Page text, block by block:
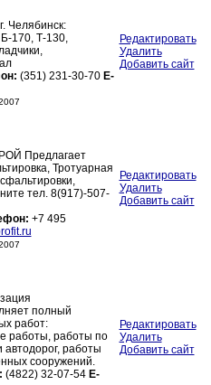
Челябинск:
170, Т-130,
(351) 231-30-70 E-
Редактировать
Удалить
Добавить сайт
Предлагает
Тротуарная
тел. 8(917)-507-
+7 495
Редактировать
Удалить
Добавить сайт
полный
работ:
работы, работы по
автодорог, работы
сооружений.
(4822) 32-07-54 E-
Редактировать
Удалить
Добавить сайт